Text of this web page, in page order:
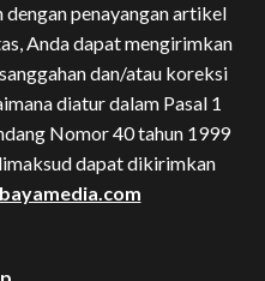
penayangan artikel
Anda dapat mengirimkan
dan/atau koreksi
diatur dalam Pasal 1
Nomor 40 tahun 1999
dapat dikirimkan